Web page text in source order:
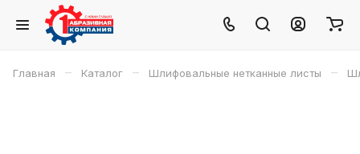
Главная – Каталог – Шлифовальные нетканные листы –